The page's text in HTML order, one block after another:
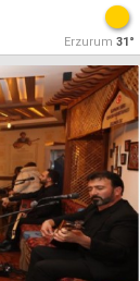
Erzurum 31°